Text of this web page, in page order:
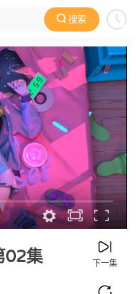
搜索
欧美动漫 动漫电影
02集 下一集